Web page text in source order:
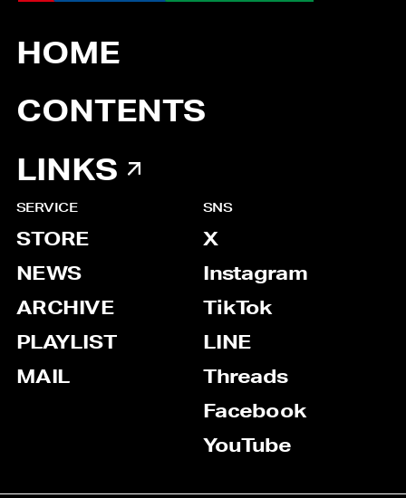
HOME
CONTENTS
LINKS
SERVICE
STORE
NEWS
ARCHIVE
PLAYLIST
MAIL
SNS
X
Instagram
TikTok
LINE
Threads
Facebook
YouTube